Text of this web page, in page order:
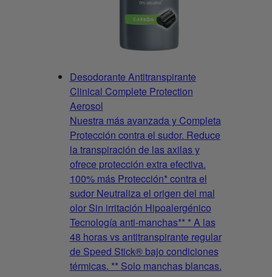
Desodorante Antitranspirante
Clinical Complete Protection
Aerosol
Nuestra más avanzada y Completa
Protección contra el sudor. Reduce
la transpiración de las axilas y
ofrece protección extra efectiva.
100% más Protección* contra el
sudor Neutraliza el origen del mal
olor Sin irritación Hipoalergénico
Tecnología anti-manchas** * A las
48 horas vs antitranspirante regular
de Speed Stick® bajo condiciones
térmicas. ** Solo manchas blancas.